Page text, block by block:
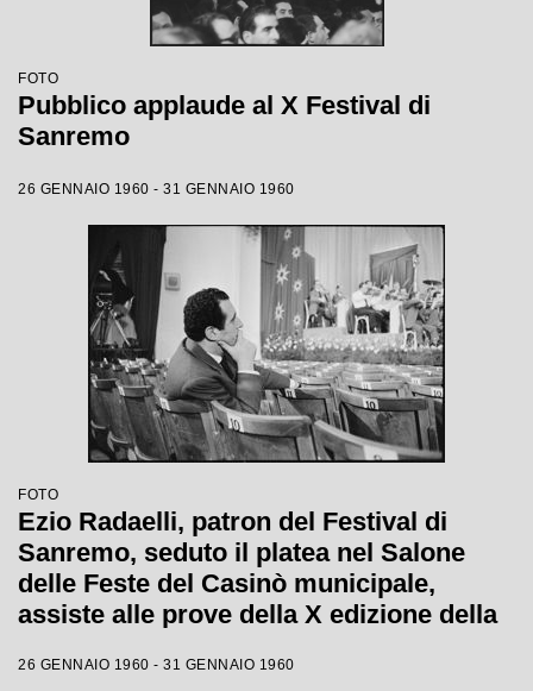
FOTO
Pubblico applaude al X Festival di
Sanremo
26 GENNAIO 1960 - 31 GENNAIO 1960
FOTO
Ezio Radaelli, patron del Festival di
Sanremo, seduto il platea nel Salone
delle Feste del Casinò municipale,
assiste alle prove della X edizione della
26 GENNAIO 1960 - 31 GENNAIO 1960